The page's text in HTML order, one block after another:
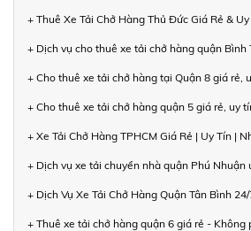
+ Thuê Xe Tải Chở Hàng Thủ Đức Giá Rẻ &
+ Dịch vụ cho thuê xe tải chở hàng quận Bình
+ Cho thuê xe tải chở hàng tại Quận 8 giá rẻ,
+ Cho thuê xe tải chở hàng quận 5 giá rẻ, uy
+ Xe Tải Chở Hàng TPHCM Giá Rẻ | Uy Tín |
+ Dịch vụ xe tải chuyển nhà quận Phú Nhuận
+ Dịch Vụ Xe Tải Chở Hàng Quận Tân Bình 24/
+ Thuê xe tải chở hàng quận 6 giá rẻ - Không